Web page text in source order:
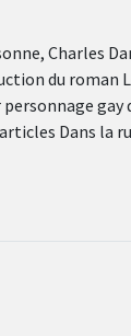
Charles
du roman
personnage
Dans la